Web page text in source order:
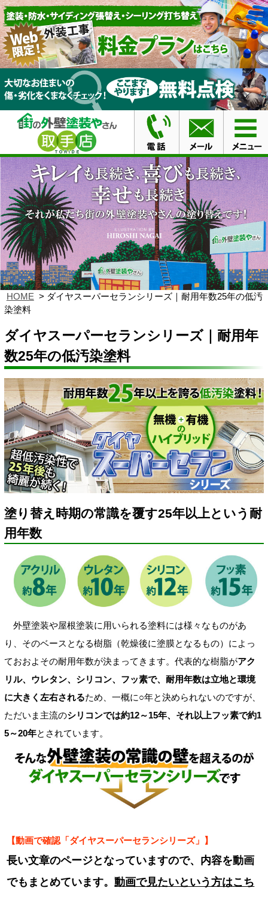
HOME
ダイヤスーパーセランシリーズ｜耐用年数25年の低汚
染塗料
ダイヤスーパーセランシリーズ｜耐用年
数25年の低汚染塗料
塗り替え時期の常識を覆す25年以上という耐
用年数
外壁塗装や屋根塗装に用いられる塗料には様々なものがあ
り、そのベースとなる樹脂（乾燥後に塗膜となるもの）によっ
ておおよその耐用年数が決まってきます。代表的な樹脂がアク
リル、ウレタン、シリコン、フッ素で、耐用年数は立地と環境
に大きく左右されるため、一概に○年と決められないのですが、
ただいま主流のシリコンでは約12～15年、それ以上フッ素で約1
5～20年とされています。
【動画で確認「ダイヤスーパーセランシリーズ」】
長い文章のページとなっていますので、内容を動画
でもまとめています。動画で見たいという方はこち